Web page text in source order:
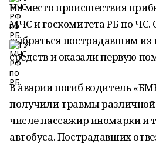
На место происшествия
МЧС и госкомитета РБ по ЧС.
выбраться пострадавшим из
средств и оказали первую
В аварии погиб водитель
получили травмы различной
числе пассажир иномарки и
автобуса. Пострадавших